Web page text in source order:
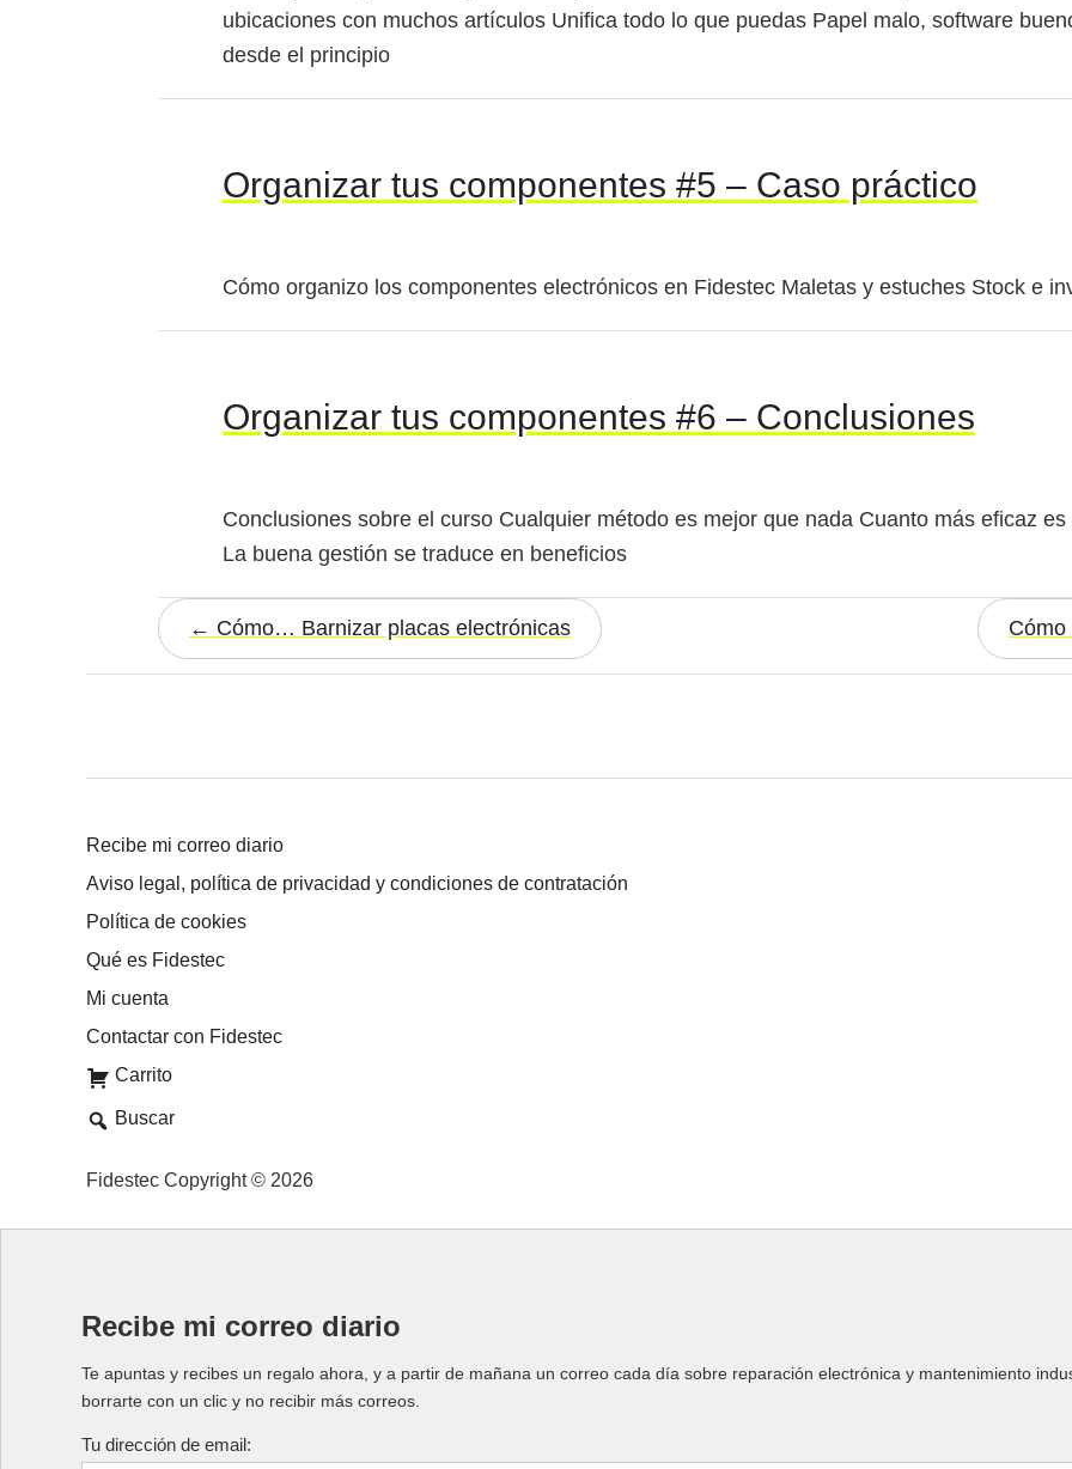
ubicaciones con muchos artículos Unifica todo lo que puedas Papel malo, software
desde el principio
Organizar tus componentes #5 – Caso práctico
Cómo organizo los componentes electrónicos en Fidestec Maletas y estuches Stock e
Organizar tus componentes #6 – Conclusiones
Conclusiones sobre el curso Cualquier método es mejor que nada Cuanto más eficaz
La buena gestión se traduce en beneficios
Cómo… Barnizar placas electrónicas
Recibe mi correo diario
Aviso legal, política de privacidad y condiciones de contratación
Política de cookies
Qué es Fidestec
Mi cuenta
Contactar con Fidestec
Carrito
Buscar
Fidestec Copyright © 2026
Recibe mi correo diario
Te apuntas y recibes un regalo ahora, y a partir de mañana un correo cada día sobre reparación electrónica y mantenimiento
borrarte con un clic y no recibir más correos.
Tu dirección de email: